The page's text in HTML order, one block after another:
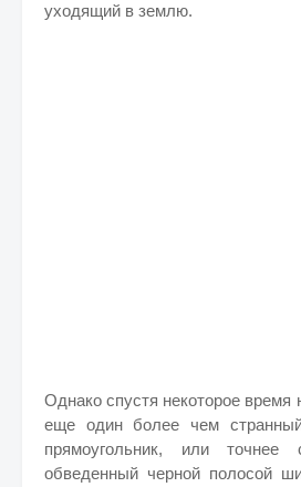
уходящий в землю.
Однако спустя некоторое время
еще один более чем
прямоугольник, или точнее
обведенный черной полосой